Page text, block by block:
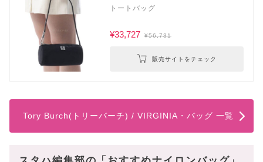
トートバッグ
¥33,727 ¥56,731
販売サイトをチェック
Tory Burch(トリーバーチ) / VIRGINIA・バッグ 一覧